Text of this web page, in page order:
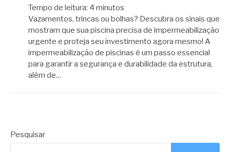
Tempo de leitura: 4 minutos
Vazamentos, trincas ou bolhas? Descubra os sinais que
mostram que sua piscina precisa de impermeabilização
urgente e proteja seu investimento agora mesmo! A
impermeabilização de piscinas é um passo essencial
para garantir a segurança e durabilidade da estrutura,
além de…
Pesquisar